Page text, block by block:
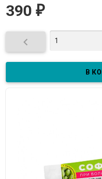
390 ₽
